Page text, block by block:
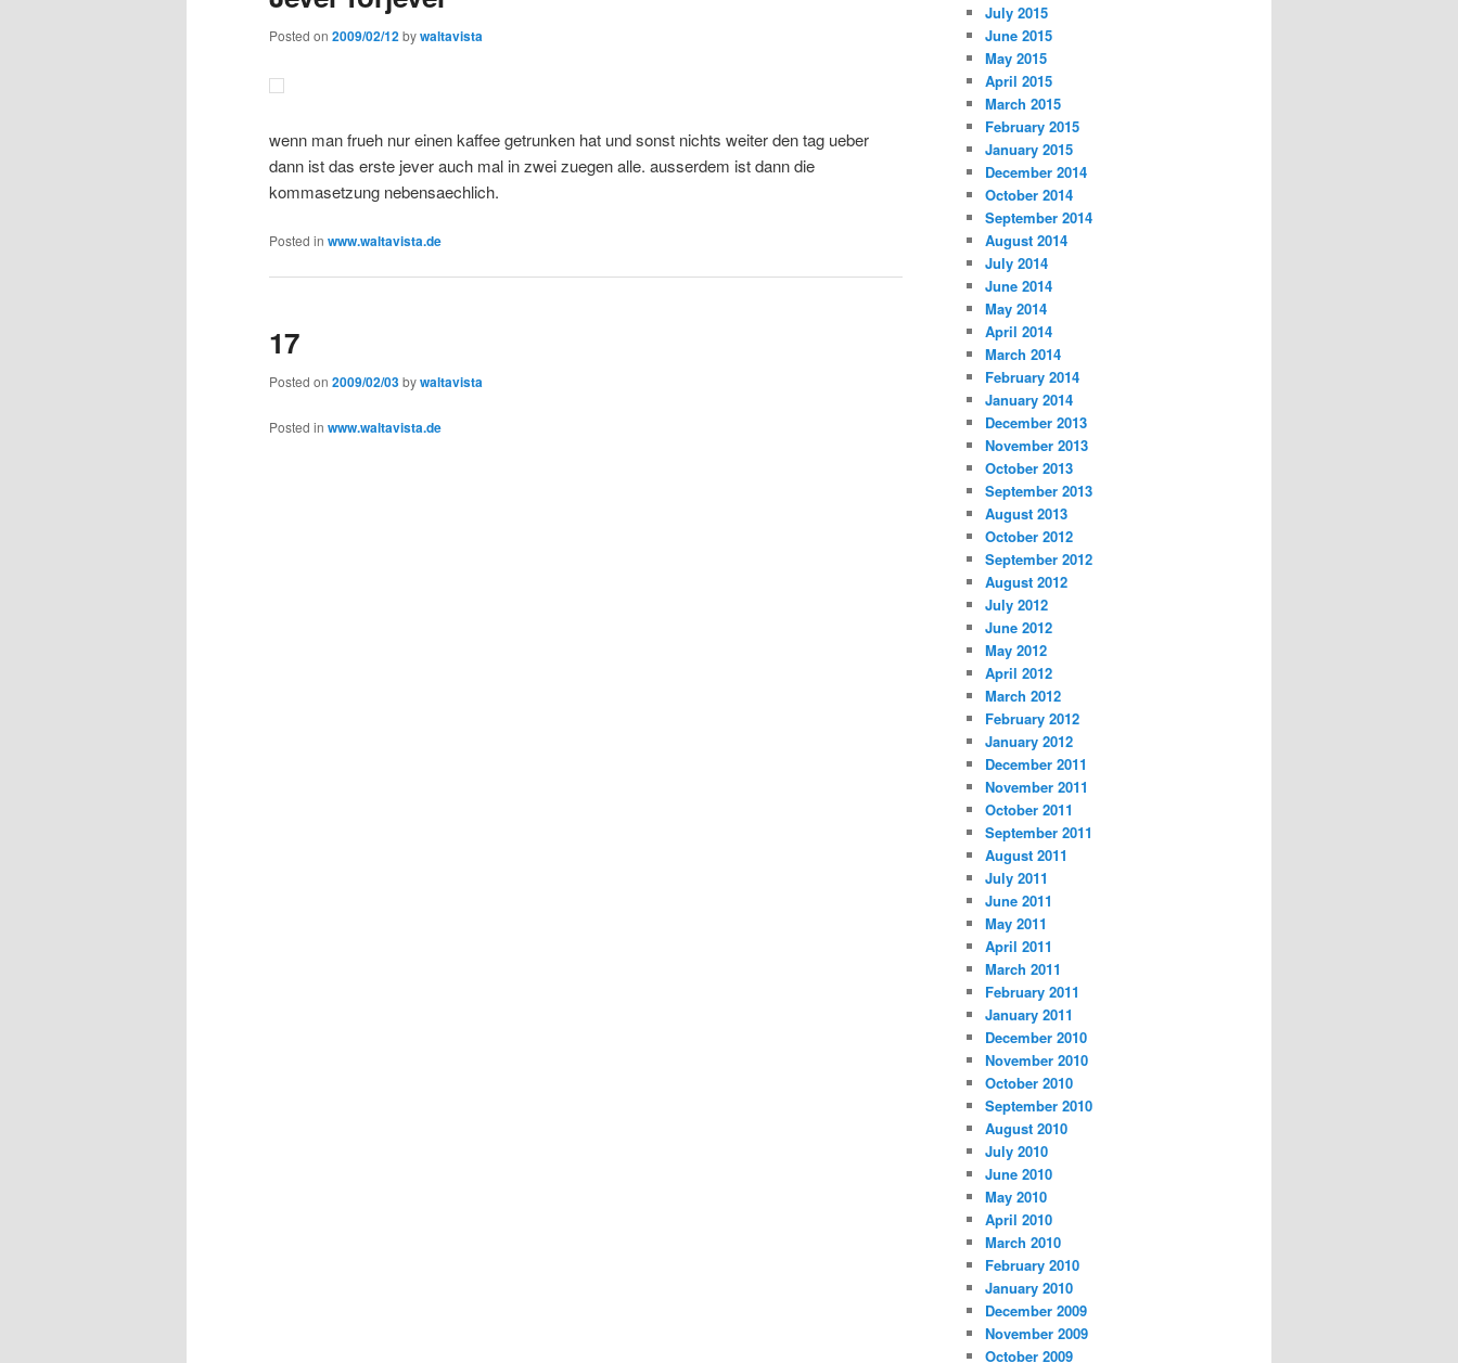
Posted on 2009/02/12bywaltavista
wenn man frueh nur einen kaffee getrunken hat und sonst nichts weiter den tag ueber
dann ist das erste jever auch mal in zwei zuegen alle. ausserdem ist dann die
kommasetzung nebensaechlich.
Posted in www.waltavista.de
17
Posted on 2009/02/03bywaltavista
Posted in www.waltavista.de
July 2015
June 2015
May 2015
April 2015
March 2015
February 2015
January 2015
December 2014
October 2014
September 2014
August 2014
July 2014
June 2014
May 2014
April 2014
March 2014
February 2014
January 2014
December 2013
November 2013
October 2013
September 2013
August 2013
October 2012
September 2012
August 2012
July 2012
June 2012
May 2012
April 2012
March 2012
February 2012
January 2012
December 2011
November 2011
October 2011
September 2011
August 2011
July 2011
June 2011
May 2011
April 2011
March 2011
February 2011
January 2011
December 2010
November 2010
October 2010
September 2010
August 2010
July 2010
June 2010
May 2010
April 2010
March 2010
February 2010
January 2010
December 2009
November 2009
October 2009